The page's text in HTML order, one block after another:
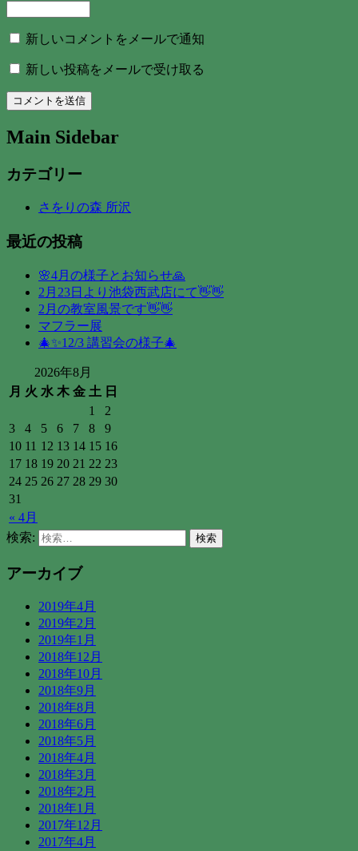
新しいコメントをメールで通知
新しい投稿をメールで受け取る
Main Sidebar
カテゴリー
さをりの森 所沢
最近の投稿
🌸4月の様子とお知らせ🙏
2月23日より池袋西武店にて👋👋
2月の教室風景です👋👋
マフラー展
🎄✨12/3 講習会の様子🎄
2026年8月
月 火 水 木 金 土 日
« 4月
1
2
3
4 5 6 7 8
9
10 11 12 13 14 15 16
17 18 19 20 21 22 23
24 25 26 27 28 29 30
31
検索:
アーカイブ
2019年4月
2019年2月
2019年1月
2018年12月
2018年10月
2018年9月
2018年8月
2018年6月
2018年5月
2018年4月
2018年3月
2018年2月
2018年1月
2017年12月
2017年4月